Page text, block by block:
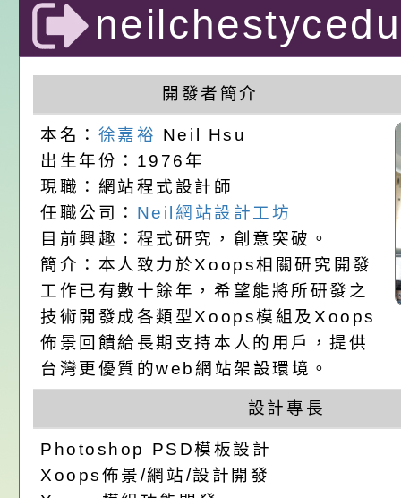
辦理「115年度教育
前教育署辦理性別平
置課程與教學人才庫
畫」一案， 請教師
請，請查照。
公告:桃園市政府腸
施問答集
轉知:桃園市交通局
減碳存摺2.0」全民
桃園市政府家庭教育
年度祖孫樂淘桃－祖
祝活動」海報電子檔
位協助鼓勵所屬同仁
關（構）、學校、民
名參加，請查照
轉知有關銓敘部建置
員退休所得重審後實
算器」，公立學校退
亦可利用
檢送財團法人台灣優
發展協會辦理115年
看國產豬肉生產流程
一案，請查照。
轉知:桃園市衛生局
年桃園市青少年菸害
解謎活動」
轉知內政部函以，有
員會函釋公務員留職
赴陸應申請許可一案
中興國民小學115學
期第1次第7-9招代課
甄選公告
本校「115學年度國
校課程計畫」核定一
轉知教育部國民及學
計者：徐嘉裕
開發者簡介
本名： 徐嘉裕 Neil Hsu
出生年份：1976年
現職：網站程式設計師
任職公司： Neil網站設計工坊
目前興趣：程式研究，創意突破。
簡介：本人致力於Xoops相關研究開發
工作已有數十餘年，希望能將所研發之
技術開發成各類型Xoops模組及Xoops
佈景回饋給長期支持本人的用戶，提供
台灣更優質的web網站架設環境。
設計專長
Photoshop PSD模板設計
Xoops佈景/網站/設計開發